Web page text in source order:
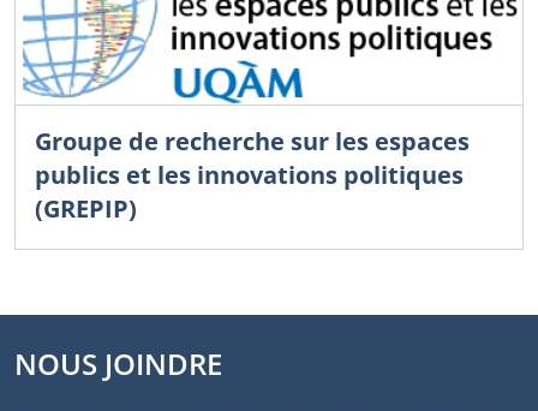
Groupe de recherche sur les espaces
publics et les innovations politiques
(GREPIP)
NOUS JOINDRE